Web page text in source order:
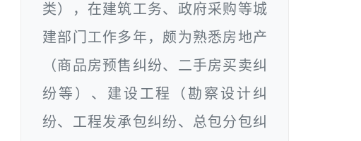
类），在建筑工务、政府采购等城
建部门工作多年，颇为熟悉房地产
（商品房预售纠纷、二手房买卖纠
纷等）、建设工程（勘察设计纠
纷、工程发承包纠纷、总包分包纠